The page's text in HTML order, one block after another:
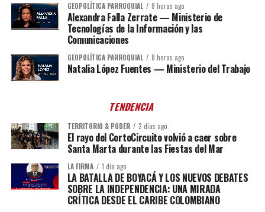
GEOPOLÍTICA PARROQUIAL 8 horas ago
Alexandra Falla Zerrate — Ministerio de
Tecnologías de la Información y las
Comunicaciones
GEOPOLÍTICA PARROQUIAL 8 horas ago
Natalia López Fuentes — Ministerio del Trabajo
TENDENCIA
TERRITORIO & PODER 2 días ago
El rayo del CortoCircuito volvió a caer sobre
Santa Marta durante las Fiestas del Mar
LA FIRMA 1 día ago
LA BATALLA DE BOYACÁ Y LOS NUEVOS DEBATES
SOBRE LA INDEPENDENCIA: UNA MIRADA
CRÍTICA DESDE EL CARIBE COLOMBIANO